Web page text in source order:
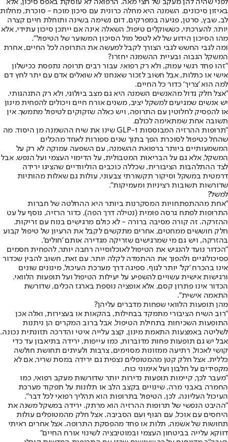
לפני שהיה להן מעקב של חצי מאה. הרפואה לא עוסקת באפס סיכון, אלא
באיזון סיכונים. השמנה היא מחלה כרונית עם סיכון מוכח - סוכרת, מחלות
לב, שבץ, סרטן, פגיעה במפרקים, דום נשימה בשינה ותוחלת חיים קצרה
יותר. להערכתי, כששוקלים טיפול, השאלה אינה אם ייתכן סיכון עתידי, אלא
מהו הסיכון הידוע של לא לטפל מול הסיכון המשוער של הטיפול".
ומה לגבי החשש לגבי הצורך לקבל למעשה את התרופה לכל החיים, אחרת
המשקל הגבוה ובעיית ההשמנה יחזרו?
"זהו פחד רגשי עמוק, ולא רק רפואי. עבור רבים תרופה נתפסת ככישלון
אישי או כתלות, אבל חשוב לזכור שאנחנו לא שואלים אדם עם יתר לחץ דם
למה הוא 'צריך' כדור כל החיים.
"אצל חלק גדול מהאנשים השמנה היא גם מצב ביולוגי, ולא רק התנהגותי.
יש אנשים שמגיעים למשקל יציב, משנים אורח חיים ויכולים להפחית מינון
או להפסיק לחלוטין עם התרופה, ויש כאלה שזקוקים לטיפול מתמשך. אין
תשובה אחת שמתאימה לכולם.
"תרופות ההרזיה המבוססות GLP-1 שינו את שיח ההשמנה מן היסוד. מה
שהחל כטיפול לסוכרת הפך בתוך שנים ספורות לאחד מהכלים
המשמעותיים ביותר ברפואת ההשמנה, עם השפעה עמוקה לא רק על
המשקל, אלא גם על הבריאות המטבולית, על הדימוי העצמי ועל הנפש. אבל
לצד ההתלהבות הציבורית, שכללה כוכבים הוליוודיים שהציגו ירידה
דרמטית במשקל וסיקור תקשורתי צבעוני, עולות גם שאלות מהותיות
שדורשות תשובות רציניות ומעמיקות".
למשל?
"אחת מההתפתחויות המסקרנות ביותר היא ההחלטה של חברות
התרופות לפתח גרסה פומית (נטילה דרך הפה), כדור הרזיה, נוסף על עט
ההזרקה. זה קורה מסיבה ברורה - לא כולם מרגישים בנוח עם זריקות.
חלק חוששים ממחטים, אחרים מתקשים לקבל את הרעיון של טיפול קבוע
בהזרקה, ויש גם מי שמרגישים שזריקה מגדירה אותם 'חולים'.
"הכדור נועד להנגיש את הטיפול לאוכלוסייה רחבה יותר, להפחית חסמים
פסיכולוגיים ולהפוך את ההתמדה לקלה יותר. עם זאת, חשוב להבין שכדור
אינו בהכרח 'קל' יותר לגוף. ספיגה דרך מערכת העיכול, מינונים שונים
ורגישות אישית עשויים להשפיע על יעילות הטיפול ועל תופעות הלוואי.
הכדור אינו פתרון קסם, אלא אופציה נוספת בארגז הכלים, שדורשת
התאמה אישית".
מהן תופעות הלוואי שפחות מדברים עליהן?
"רוב השיח הציבורי מתמקד בבחילות, בהקאות או בעצירות, ואלה אכן
התופעות השכיחות בתחילת הטיפול, אבל ברוב המקרים הן ניתנות
לשליטה באמצעות התאמת מינון, קצב עלייה איטי והדרכה תזונתית נכונה.
אבל יש גם תופעות פחות מדוברות, כמו עייפות, ירידה בתיאבון עד כדי
קושי לאכול, רתיעה ממזונות מסוימים, צרבות ולעיתים תחושת חולשה
כללית. אצל חלק קטן מהמטופלים נצפית גם ירידה במסת שריר, אם לא
מקפידים על חלבון ועל אימוני כוח.
"מעבר לכך, קיימות תופעות נדירות יותר שדורשות מעקב רפואי, כמו
החמרה באבני מרה, שינויים בקצב הלב או תלונות על תפקוד מערכת
העיכול העליונה. לכן, הטיפול בתרופות הוא תהליך רפואי לכל דבר".
"ההיבט הנפשי של תרופות ההרזיה הוא מרתק. ירידה במשקל משנה את
היחסים עם אוכל, עם הגוף ועם הסביבה. אצל חלק מהמטופלים עולות
תחושות של אשמה, תלות או פחד מהפסקת התרופה. אצל אחרים ראיתי
דווקא עלייה בביטחון העצמי ובמוטיבציה לשינוי אורח החיים"